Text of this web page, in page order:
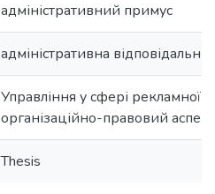
адміністративний примус
адміністративна
Управління у сфері рекламної
організаційно-правовий аспект
Thesis